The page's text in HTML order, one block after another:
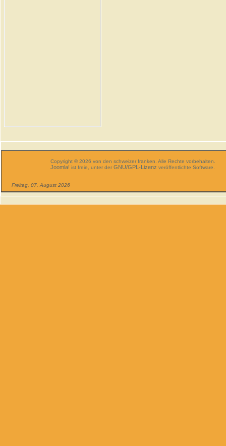
Copyright © 2026 von den schweizer franken. Alle Rechte vorbehalten.
Joomla! ist freie, unter derGNU/GPL-Lizenz veröffentlichte Software.
Freitag, 07. August 2026